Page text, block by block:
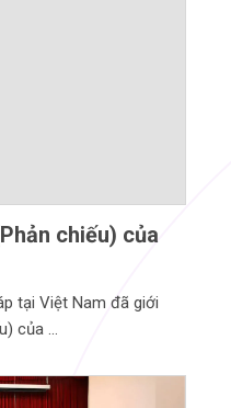
chiếu) của
tại Việt Nam đã giới
của